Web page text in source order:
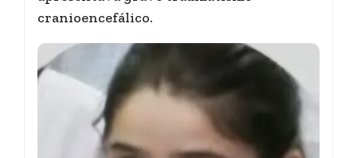
cranioencefálico.